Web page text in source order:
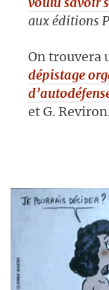
aux éditions
On trouvera
dépistage
et G.